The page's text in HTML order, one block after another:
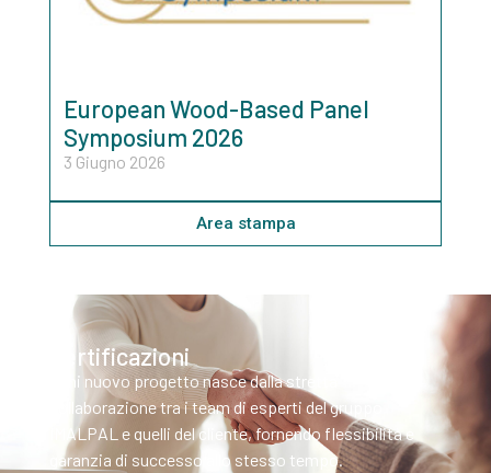
European Wood-Based Panel
Symposium 2026
3 Giugno 2026
Area stampa
Certificazioni
Ogni nuovo progetto nasce dalla stretta
collaborazione tra i team di esperti del gruppo
IMALPAL e quelli del cliente, fornendo flessibilità e
garanzia di successo allo stesso tempo.